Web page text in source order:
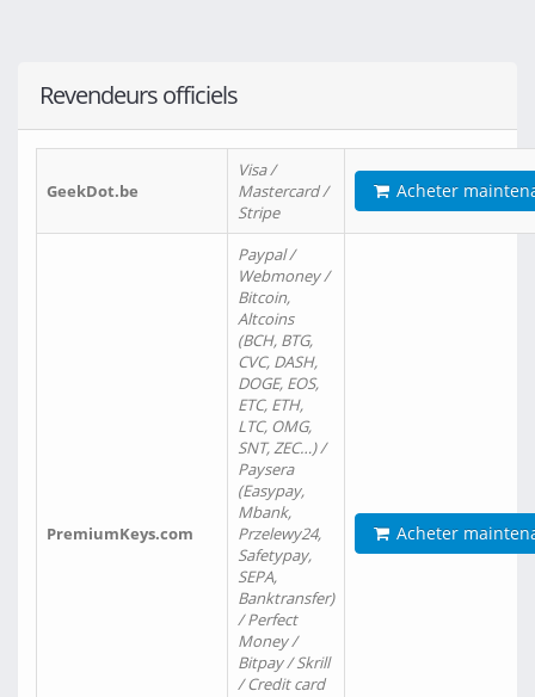
Revendeurs officiels
GeekDot.be
Visa /
Mastercard /
Stripe
Acheter
PremiumKeys.com
Paypal /
Webmoney /
Bitcoin,
Altcoins
(BCH, BTG,
CVC, DASH,
DOGE, EOS,
ETC, ETH,
LTC, OMG,
SNT, ZEC…) /
Paysera
(Easypay,
Mbank,
Przelewy24,
Safetypay,
SEPA,
Banktransfer)
/ Perfect
Money /
Bitpay / Skrill
/ Credit card
Acheter